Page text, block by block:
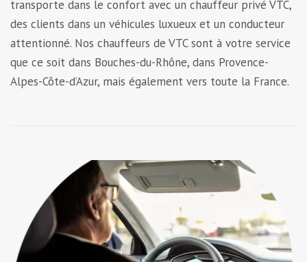
transporte dans le confort avec un chauffeur privé VTC,
des clients dans un véhicules luxueux et un conducteur
attentionné. Nos chauffeurs de VTC sont à votre service
que ce soit dans Bouches-du-Rhône, dans Provence-
Alpes-Côte-d’Azur, mais également vers toute la France.